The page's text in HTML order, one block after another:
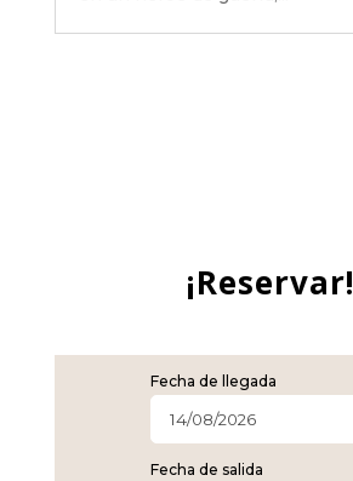
¡Reservar!
Fecha de llegada
Fecha de salida